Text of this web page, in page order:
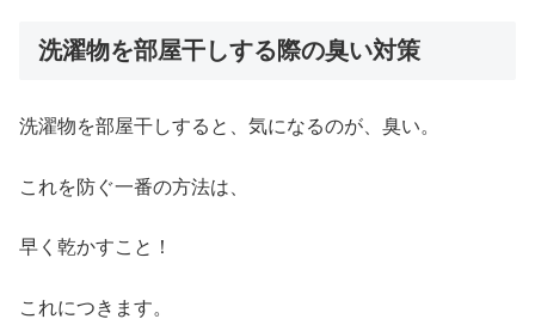
洗濯物を部屋干しする際の臭い対策
洗濯物を部屋干しすると、気になるのが、臭い。
これを防ぐ一番の方法は、
早く乾かすこと！
これにつきます。